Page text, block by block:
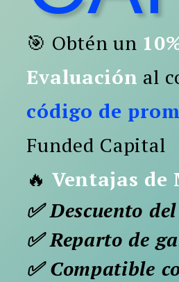
🎯 Obtén un
Evaluación al
código de
Funded Capital
🔥 Ventajas de
✅ Descuento
✅ Reparto de
✅ Compatible